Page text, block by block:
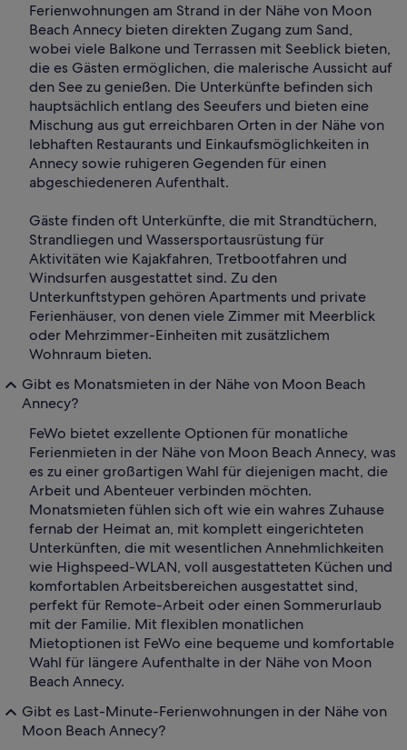
Ferienwohnungen am Strand in der Nähe von Moon
Beach Annecy bieten direkten Zugang zum Sand,
wobei viele Balkone und Terrassen mit Seeblick bieten,
die es Gästen ermöglichen, die malerische Aussicht auf
den See zu genießen. Die Unterkünfte befinden sich
hauptsächlich entlang des Seeufers und bieten eine
Mischung aus gut erreichbaren Orten in der Nähe von
lebhaften Restaurants und Einkaufsmöglichkeiten in
Annecy sowie ruhigeren Gegenden für einen
abgeschiedeneren Aufenthalt.
Gäste finden oft Unterkünfte, die mit Strandtüchern,
Strandliegen und Wassersportausrüstung für
Aktivitäten wie Kajakfahren, Tretbootfahren und
Windsurfen ausgestattet sind. Zu den
Unterkunftstypen gehören Apartments und private
Ferienhäuser, von denen viele Zimmer mit Meerblick
oder Mehrzimmer-Einheiten mit zusätzlichem
Wohnraum bieten.
Gibt es Monatsmieten in der Nähe von Moon Beach
Annecy?
FeWo bietet exzellente Optionen für monatliche
Ferienmieten in der Nähe von Moon Beach Annecy, was
es zu einer großartigen Wahl für diejenigen macht, die
Arbeit und Abenteuer verbinden möchten.
Monatsmieten fühlen sich oft wie ein wahres Zuhause
fernab der Heimat an, mit komplett eingerichteten
Unterkünften, die mit wesentlichen Annehmlichkeiten
wie Highspeed-WLAN, voll ausgestatteten Küchen und
komfortablen Arbeitsbereichen ausgestattet sind,
perfekt für Remote-Arbeit oder einen Sommerurlaub
mit der Familie. Mit flexiblen monatlichen
Mietoptionen ist FeWo eine bequeme und komfortable
Wahl für längere Aufenthalte in der Nähe von Moon
Beach Annecy.
Gibt es Last-Minute-Ferienwohnungen in der Nähe von
Moon Beach Annecy?